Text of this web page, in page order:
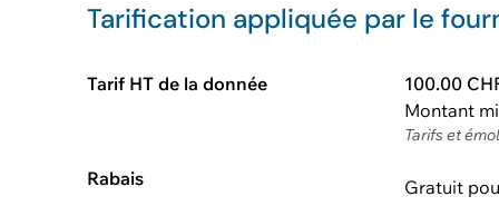
Tarification appliquée par le
Tarif HT de la donnée
100.00
Montant
Tarifs et
Rabais
Gratuit